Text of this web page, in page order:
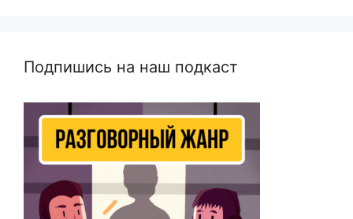
Подпишись на наш подкаст